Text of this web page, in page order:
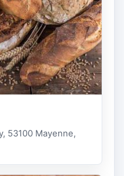
53100 Mayenne,